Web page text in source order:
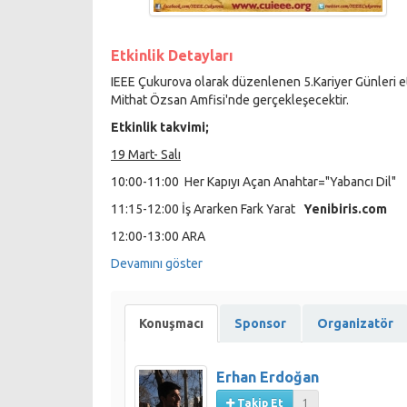
Etkinlik Detayları
IEEE Çukurova olarak düzenlenen 5.Kariyer
Mithat Özsan Amfisi'nde gerçekleşecektir.
Etkinlik takvimi;
19 Mart- Salı
10:00-11:00 Her Kapıyı Açan Anahtar="Yabancı Dil"
11:15-12:00 İş Ararken Fark Yarat Yenibiris.com
12:00-13:00 ARA
13:15-14:15 Nasıl Marka Olunur ?
15:45-16:45 Hayatına Yön Ver!!
Kariyer Yetenek
17:00-18:00 Sosyal Konuk
"Semih SAYGINER"
20 Mart -Çarşamba
10:00-11:00 Kendini Tanıtmakla Başlayabilirsin
Devamını göster
Konuşmacı Sponsor Organizatör
Erhan Erdoğan
Takip Et 1